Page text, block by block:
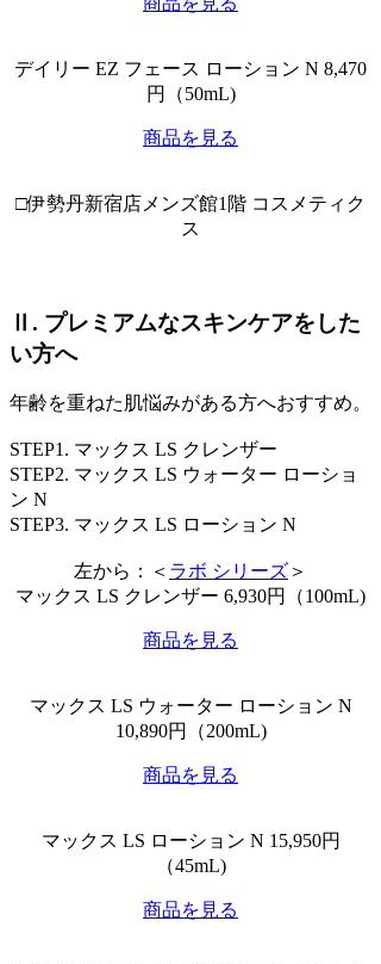
デイリー EZ フェース ローション N 8,470
円（50mL)
商品を見る
□伊勢丹新宿店メンズ館1階 コスメティク
ス
Ⅱ. プレミアムなスキンケアをした
い方へ
年齢を重ねた肌悩みがある方へおすすめ。
STEP1. マックス LS クレンザー
STEP2. マックス LS ウォーター ローショ
ン N
STEP3. マックス LS ローション N
左から：＜ ラボ シリーズ ＞
マックス LS クレンザー 6,930円（100mL)
商品を見る
マックス LS ウォーター ローション N
10,890円（200mL)
商品を見る
マックス LS ローション N 15,950円
（45mL)
商品を見る